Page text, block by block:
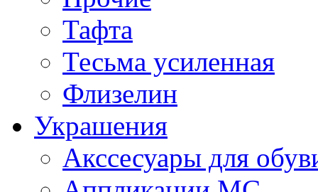
Тафта
Тесьма усиленная
Флизелин
Украшения
Акссесуары для